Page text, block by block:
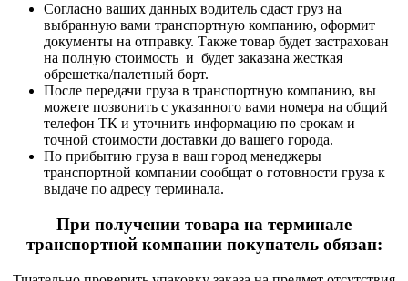
Согласно ваших данных водитель сдаст груз на
выбранную вами транспортную компанию, оформит
документы на отправку. Также товар будет застрахован
на полную стоимость и будет заказана жесткая
обрешетка/палетный борт.
После передачи груза в транспортную компанию, вы
можете позвонить с указанного вами номера на общий
телефон ТК и уточнить информацию по срокам и
точной стоимости доставки до вашего города.
По прибытию груза в ваш город менеджеры
транспортной компании сообщат о готовности груза к
выдаче по адресу терминала.
При получении товара на терминале
транспортной компании покупатель обязан: